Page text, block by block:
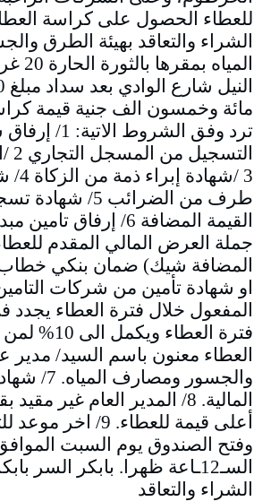
للعطاء الحصول على كراسة
الشراء والتعاقد بهيئة الطرق
مائة وخمسون الف جنية قيمة
ترد وفق الشروط
3 /
طرف من الضرائب 5/
جملة العرض المالي المقدم
المضافة شيك) ضمان بنكي
او شهادة تأمين من شركات
المفعول خلال فترة العطاء يجدد
فترة العطاء
العطاء معنون باسم السيد/ مدير
والجسور
المالية. 8/ المدير العام غير
أعلى قيمة للعطاء. 9/
السـ12ـاعة ظهرا. بابكر السر
الشراء والتعاقد